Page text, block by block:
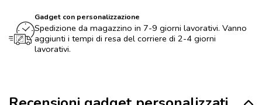
Gadget con personalizzazione
Spedizione da magazzino in 7-9 giorni lavorativi. Vanno
aggiunti i tempi di resa del corriere di 2-4 giorni
lavorativi.